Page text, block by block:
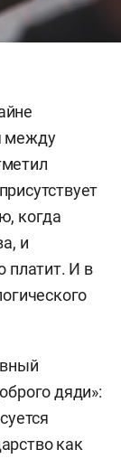
между
когда
и
платит. И в
дяди»:
как